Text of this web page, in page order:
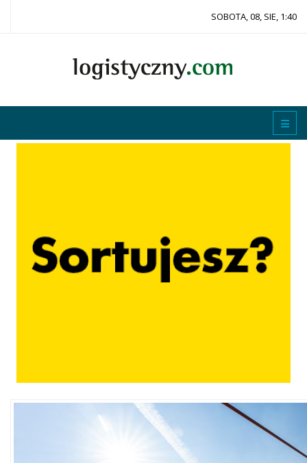
SOBOTA, 08, SIE, 1:40